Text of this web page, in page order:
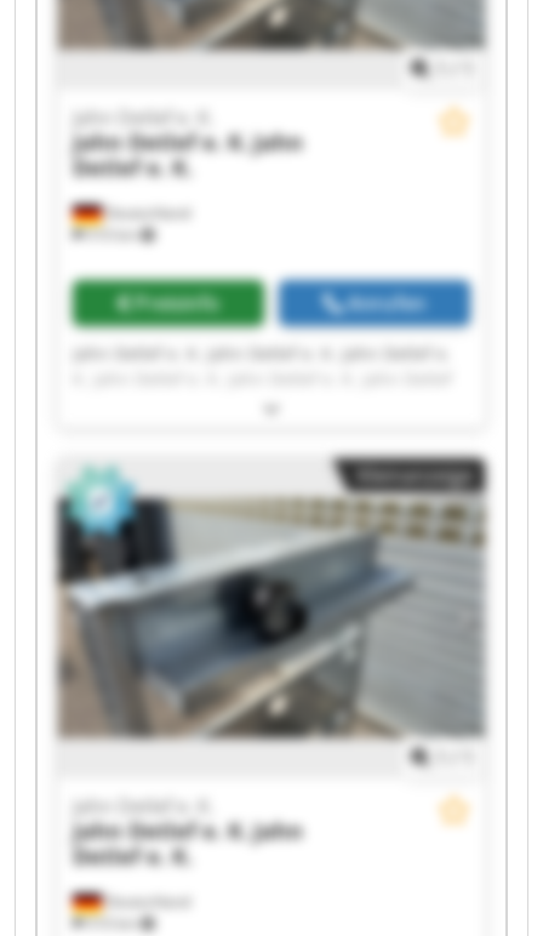
Deutschland
510 km
Jahn Detlef e. K.
Jahn Detlef e. K.Jahn
Detlef e. K.
Preisinfo Anrufen
e. K. Jahn Detlef e. K. Jahn Detlef e. K. Jahn
Jahn Detlef e. K. Jahn Detlef e. K. Jahn Detlef e.
K. Jahn Detlef e. K. Jahn Detlef e. K. Jahn Detlef
e. K. Jahn Detlef e. K. Jahn Detlef e. K. Jahn
Detlef e. K.
Kleinanzeige
Deutschland
510 km
Jahn Detlef e. K.
Jahn Detlef e. K.Jahn
Detlef e. K.